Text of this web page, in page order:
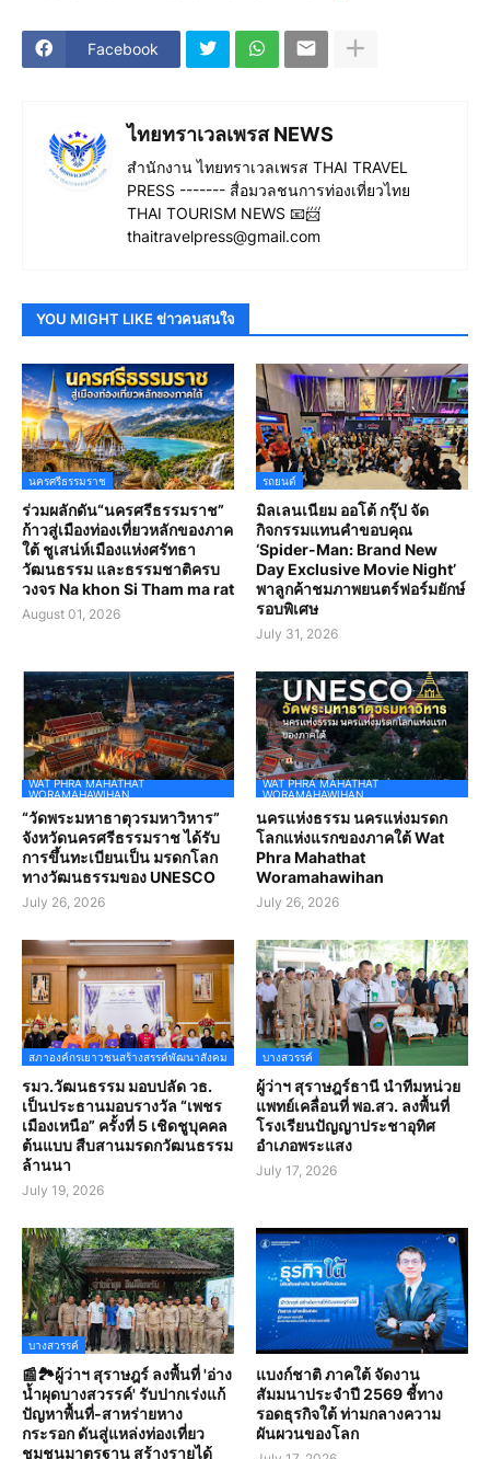
Facebook
ไทยทราเวลเพรส NEWS
สำนักงาน ไทยทราเวลเพรส THAI TRAVEL
PRESS ------- สื่อมวลชนการท่องเที่ยวไทย
THAI TOURISM NEWS 📧📨
thaitravelpress@gmail.com
YOU MIGHT LIKE ข่าวคนสนใจ
นครศรีธรรมราช
ร่วมผลักดัน“นครศรีธรรมราช”
ก้าวสู่เมืองท่องเที่ยวหลักของภาค
ใต้ ชูเสน่ห์เมืองแห่งศรัทธา
วัฒนธรรม และธรรมชาติครบ
วงจร Na khon Si Tham ma rat
August 01, 2026
รถยนต์
มิลเลนเนียม ออโต้ กรุ๊ป จัด
กิจกรรมแทนคำขอบคุณ
‘Spider-Man: Brand New
Day Exclusive Movie Night’
พาลูกค้าชมภาพยนตร์ฟอร์มยักษ์
รอบพิเศษ
July 31, 2026
WAT PHRA MAHATHAT
WORAMAHAWIHAN
“วัดพระมหาธาตุวรมหาวิหาร”
จังหวัดนครศรีธรรมราช ได้รับ
การขึ้นทะเบียนเป็น มรดกโลก
ทางวัฒนธรรมของ UNESCO
July 26, 2026
WAT PHRA MAHATHAT
WORAMAHAWIHAN
นครแห่งธรรม นครแห่งมรดก
โลกแห่งแรกของภาคใต้ Wat
Phra Mahathat
Woramahawihan
July 26, 2026
สภาองค์กรเยาวชนสร้างสรรค์พัฒนาสังคม
รมว.วัฒนธรรม มอบปลัด วธ.
เป็นประธานมอบรางวัล “เพชร
เมืองเหนือ” ครั้งที่ 5 เชิดชูบุคคล
ต้นแบบ สืบสานมรดกวัฒนธรรม
ล้านนา
July 19, 2026
บางสวรรค์
ผู้ว่าฯ สุราษฎร์ธานี นำทีมหน่วย
แพทย์เคลื่อนที่ พอ.สว. ลงพื้นที่
โรงเรียนปัญญาประชาอุทิศ
อำเภอพระแสง
July 17, 2026
บางสวรรค์
📰🏞️ผู้ว่าฯ สุราษฎร์ ลงพื้นที่ 'อ่าง
น้ำผุดบางสวรรค์' รับปากเร่งแก้
ปัญหาพื้นที่-สาหร่ายหาง
กระรอก ดันสู่แหล่งท่องเที่ยว
ชุมชนมาตรฐาน สร้างรายได้
แบงก์ชาติ ภาคใต้ จัดงาน
สัมมนาประจำปี 2569 ชี้ทาง
รอดธุรกิจใต้ ท่ามกลางความ
ผันผวนของโลก